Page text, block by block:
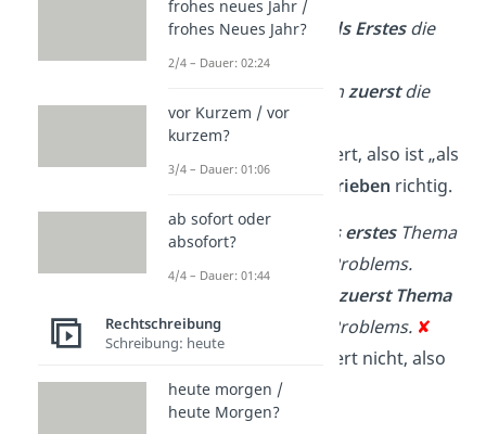
Wir kontrollieren als Erstesdie
Ergebnisse.
Wir kontrollierenzuerstdie
Ergebnisse.✔
Ersatz funktioniert, also ist „als
großgeschrieben richtig.
Wir besprechen
als erstesThema
die Ursachen des Problems.
zuerst Thema
die Ursachen des Problems. ✘
Ersatz funktioniert nicht, also
wird „als erstes“
kleingeschrieben.
frohes neues Jahr /
frohes Neues Jahr?
2/4 – Dauer: 02:24
vor Kurzem / vor
kurzem?
3/4 – Dauer: 01:06
ab sofort oder
absofort?
4/4 – Dauer: 01:44
Rechtschreibung
Schreibung: heute
heute morgen /
heute Morgen?